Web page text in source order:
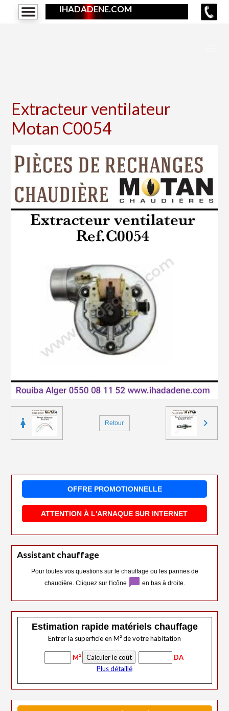
IHADADENE.COM
Extracteur ventilateur
Motan C0054
Retour
OFFRE PROMOTIONNELLE
ATTENTION À L'ARNAQUE SUR INTERNET
Assistant chauffage
Pour toutes vos questions sur le chauffage ou les pannes de
chaudière. Cliquez sur l'icône
chat_bubble en bas à droite.
Estimation rapide matériels chauffage
Entrer la superficie en M² de votre habitation
M²
DA
Plus détaillé